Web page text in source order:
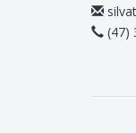
(47)